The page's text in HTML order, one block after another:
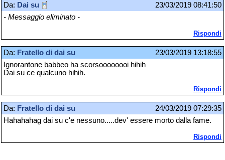
Da: Dai su
23/03/2019 08:41:50
- Messaggio eliminato -
Rispondi
Da: Fratello di dai su
23/03/2019 13:18:55
Ignorantone babbeo ha scorsoooooooi hihih
Dai su ce qualcuno hihih.
Rispondi
Da: Fratello di dai su
24/03/2019 07:29:35
Hahahahag dai su c'e nessuno.....dev' essere morto dalla fame.
Rispondi